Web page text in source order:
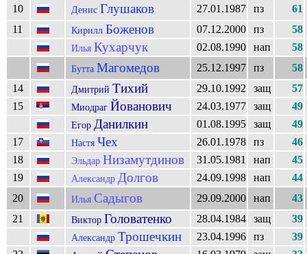
10
Денис Глушаков 27.01.1987 пз
61
11
Кирилл Боженов 07.12.2000 пз 58
Илья Кухарчук 02.08.1990 нап 58
Бутта Магомедов 25.12.1997 пз
58
14
Дмитрий Тихий 29.10.1992 защ
57
15
Миодраг Йованович 24.03.1977 защ 49
Егор Данилкин 01.08.1995 защ
49
17
Настя Чех 26.01.1978 пз
46
18
Эльдар Низамутдинов 31.05.1981 нап
45
19
Александр Долгов 24.09.1998 нап
44
20
Илья Садыгов 29.09.2000 нап
43
21
Виктор Головатенко 28.04.1984 защ 39
Александр Трошечкин 23.04.1996 пз
39